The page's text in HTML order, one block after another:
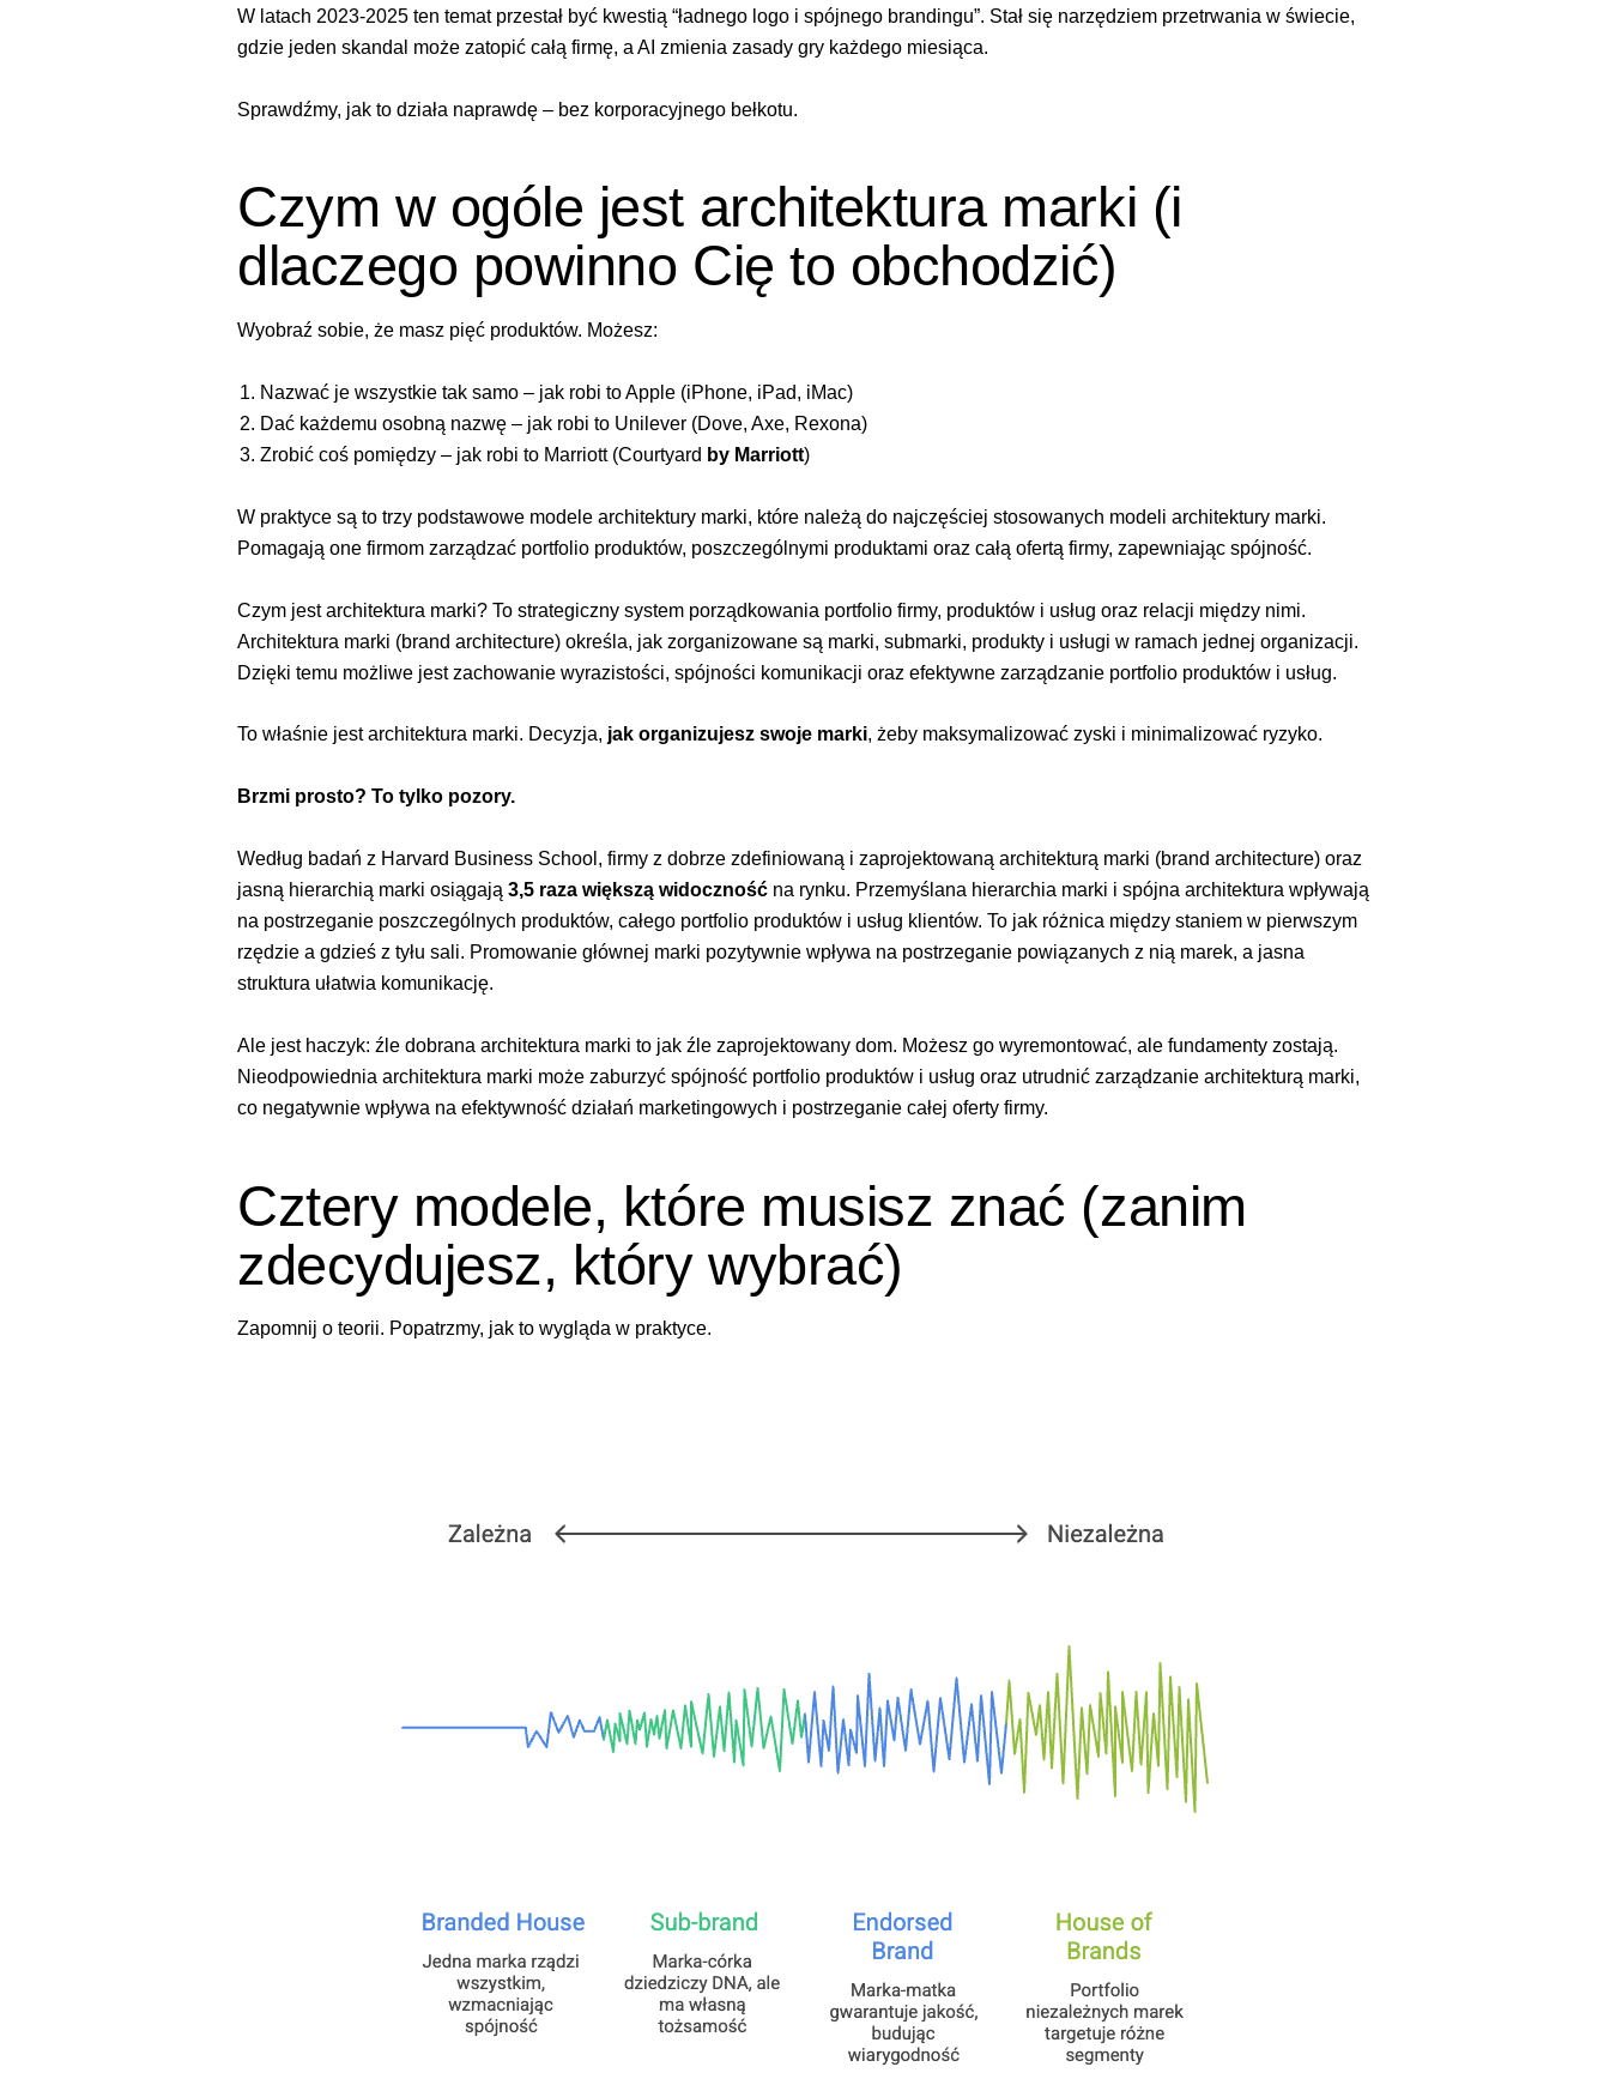
W latach 2023-2025 ten temat przestał być kwestią “ładnego logo i spójnego brandingu”. Stał się narzędziem przetrwania w świecie,
gdzie jeden skandal może zatopić całą firmę, a AI zmienia zasady gry każdego miesiąca.
Sprawdźmy, jak to działa naprawdę – bez korporacyjnego bełkotu.
Czym w ogóle jest architektura marki (i
dlaczego powinno Cię to obchodzić)
Wyobraź sobie, że masz pięć produktów. Możesz:
Nazwać je wszystkie tak samo – jak robi to Apple (iPhone, iPad, iMac)
Dać każdemu osobną nazwę – jak robi to Unilever (Dove, Axe, Rexona)
Zrobić coś pomiędzy – jak robi to Marriott (Courtyard by Marriott)
W praktyce są to trzy podstawowe modele architektury marki, które należą do najczęściej stosowanych modeli architektury marki.
Pomagają one firmom zarządzać portfolio produktów, poszczególnymi produktami oraz całą ofertą firmy, zapewniając spójność.
Czym jest architektura marki? To strategiczny system porządkowania portfolio firmy, produktów i usług oraz relacji między nimi.
Architektura marki (brand architecture) określa, jak zorganizowane są marki, submarki, produkty i usługi w ramach jednej organizacji.
Dzięki temu możliwe jest zachowanie wyrazistości, spójności komunikacji oraz efektywne zarządzanie portfolio produktów i usług.
To właśnie jest architektura marki. Decyzja, jak organizujesz swoje marki, żeby maksymalizować zyski i minimalizować ryzyko.
Brzmi prosto? To tylko pozory.
Według badań z Harvard Business School, firmy z dobrze zdefiniowaną i zaprojektowaną architekturą marki (brand architecture) oraz
jasną hierarchią marki osiągają 3,5 raza większą widoczność na rynku. Przemyślana hierarchia marki i spójna architektura wpływają
na postrzeganie poszczególnych produktów, całego portfolio produktów i usług klientów. To jak różnica między staniem w pierwszym
rzędzie a gdzieś z tyłu sali. Promowanie głównej marki pozytywnie wpływa na postrzeganie powiązanych z nią marek, a jasna
struktura ułatwia komunikację.
Ale jest haczyk: źle dobrana architektura marki to jak źle zaprojektowany dom. Możesz go wyremontować, ale fundamenty zostają.
Nieodpowiednia architektura marki może zaburzyć spójność portfolio produktów i usług oraz utrudnić zarządzanie architekturą marki,
co negatywnie wpływa na efektywność działań marketingowych i postrzeganie całej oferty firmy.
Cztery modele, które musisz znać (zanim
zdecydujesz, który wybrać)
Zapomnij o teorii. Popatrzmy, jak to wygląda w praktyce.